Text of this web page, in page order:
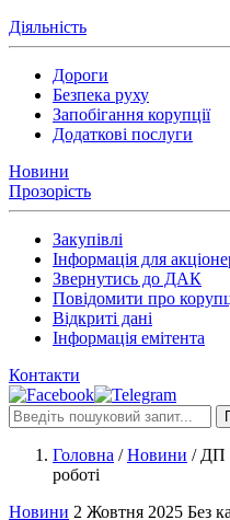
Діяльність
Дороги
Безпека руху
Запобігання корупції
Додаткові послуги
Новини
Прозорість
Закупівлі
Інформація для
Звернутись до ДАК
Повідомити про
Відкриті дані
Інформація емітента
Контакти
Головна /Новини / ДП
роботі
Новини 2 Жовтня 2025 Без